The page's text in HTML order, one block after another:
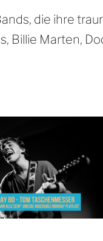
die ihre
Billie Marten,